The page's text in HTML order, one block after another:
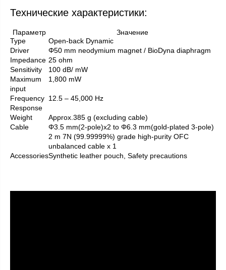
Технические характеристики:
Параметр
Значение
Type
Open-back Dynamic
Driver
Φ50 mm neodymium magnet / BioDyna diaphragm
Impedance 25 ohm
Sensitivity
100 dB/ mW
Maximum
input
1,800 mW
Frequency
Response
12.5 – 45,000 Hz
Weight
Approx.385 g (excluding cable)
Cable
Φ3.5 mm(2-pole)x2 to Φ6.3 mm(gold-plated 3-pole)
2 m 7N (99.99999%) grade high-purity OFC
unbalanced cable x 1
AccessoriesSynthetic leather pouch, Safety precautions